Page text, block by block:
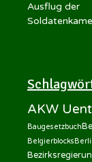
Ausflug der
AKW
Baugesetzbuch
Belgierblocks